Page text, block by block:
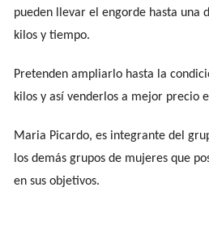
pueden llevar el engorde hasta una
kilos y tiempo.
Pretenden ampliarlo hasta la
kilos y así venderlos a mejor precio
Maria Picardo, es integrante del
los demás grupos de mujeres que
en sus objetivos.